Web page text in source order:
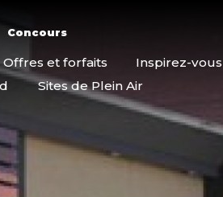
Concours
Offres et forfaits Inspirez-vous
Sites de Plein Air